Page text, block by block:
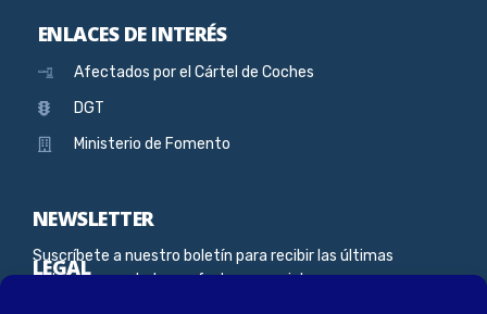
ENLACES DE INTERÉS
Afectados por el Cártel de Coches
DGT
Ministerio de Fomento
NEWSLETTER
Suscríbete a nuestro boletín para recibir las últimas
noticias, novedades y ofertas especiales
LEGAL